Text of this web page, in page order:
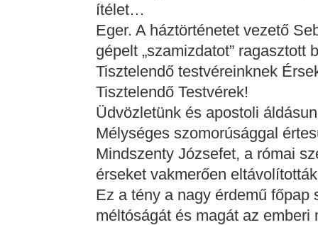
ítélet…
Eger. A háztörténetet vezető
gépelt „szamizdatot” ragasztott
Tisztelendő testvéreinknek
Tisztelendő Testvérek!
Üdvözletünk és apostoli
Mélységes szomorúsággal
Mindszenty Józsefet, a római
érseket vakmerően
Ez a tény a nagy érdemű
méltóságát és magát az